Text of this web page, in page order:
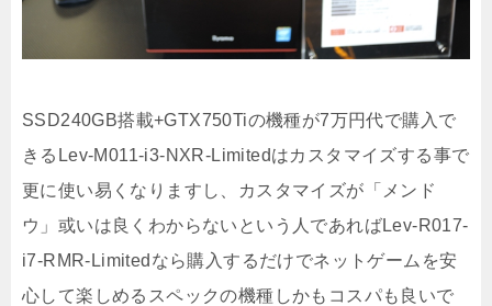
SSD240GB搭載+GTX750Tiの機種が7万円代で購入で
きるLev-M011-i3-NXR-Limitedはカスタマイズする事で
更に使い易くなりますし、カスタマイズが「メンド
ウ」或いは良くわからないという人であればLev-R017-
i7-RMR-Limitedなら購入するだけでネットゲームを安
心して楽しめるスペックの機種しかもコスパも良いで